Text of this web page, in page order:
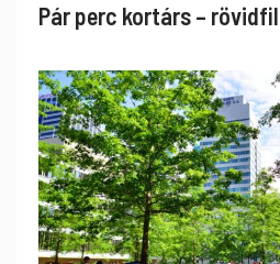
Pár perc kortárs –